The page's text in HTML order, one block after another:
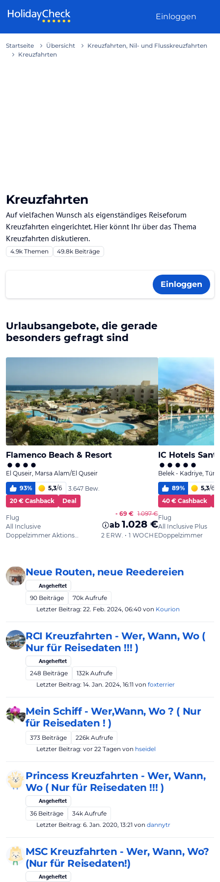
Einloggen
Startseite Übersicht
Kreuzfahrten, Nil- und Flusskreuzfahrten
Kreuzfahrten
Kreuzfahrten
Auf vielfachen Wunsch als eigenständiges Reiseforum
Kreuzfahrten eingerichtet. Hier könnt Ihr über das Thema
Kreuzfahrten diskutieren.
4.9k Themen 49.8k Beiträge
Einloggen
Neue Routen, neue Reedereien
Angeheftet
90 Beiträge 70k Aufrufe
Letzter Beitrag: 22. Feb. 2024, 06:40 von Kourion
RCI Kreuzfahrten - Wer, Wann, Wo (
Nur für Reisedaten !!! )
Angeheftet
248 Beiträge 132k Aufrufe
Letzter Beitrag: 14. Jan. 2024, 16:11 von foxterrier
Mein Schiff - Wer,Wann, Wo ? ( Nur
für Reisedaten ! )
373 Beiträge 226k Aufrufe
Letzter Beitrag: vor 22 Tagen von hseidel
Princess Kreuzfahrten - Wer, Wann,
Wo ( Nur für Reisedaten !!! )
Angeheftet
36 Beiträge 34k Aufrufe
Letzter Beitrag: 6. Jan. 2020, 13:21 von dannytr
MSC Kreuzfahrten - Wer, Wann, Wo?
(Nur für Reisedaten!)
Angeheftet